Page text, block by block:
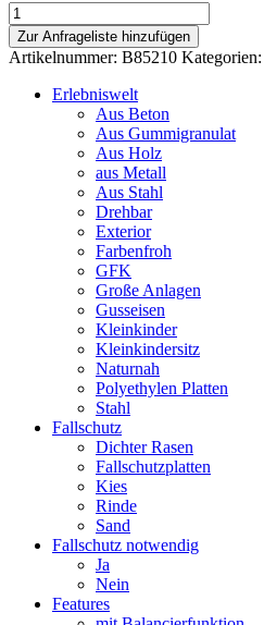
Spielturm
Tina
Podesthöhe
125cm
Leiteraufgang
Zur Anfrageliste hinzufügen
Artikelnummer: B85210 Kategorien:
Erlebniswelt
Aus Beton
Aus Gummigranulat
Aus Holz
aus Metall
Aus Stahl
Drehbar
Exterior
Farbenfroh
GFK
Große Anlagen
Gusseisen
Kleinkinder
Kleinkindersitz
Naturnah
Polyethylen Platten
Stahl
Fallschutz
Dichter Rasen
Fallschutzplatten
Kies
Rinde
Sand
Fallschutz notwendig
Ja
Nein
Features